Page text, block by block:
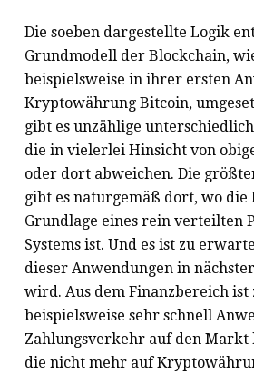
Die soeben dargestellte Logik
Grundmodell der Blockchain,
beispielsweise in ihrer ersten
Kryptowährung Bitcoin,
gibt es unzählige
die in vielerlei Hinsicht von
oder dort abweichen. Die
gibt es naturgemäß dort, wo die
Grundlage eines rein verteilten
Systems ist. Und es ist zu
dieser Anwendungen in
wird. Aus dem Finanzbereich ist
beispielsweise sehr schnell
Zahlungsverkehr auf den Markt
die nicht mehr auf